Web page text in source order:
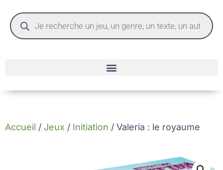
Accueil / Jeux / Initiation / Valeria : le royaume